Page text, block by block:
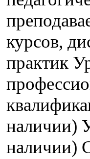
курсов,
практик
наличии)
наличии)